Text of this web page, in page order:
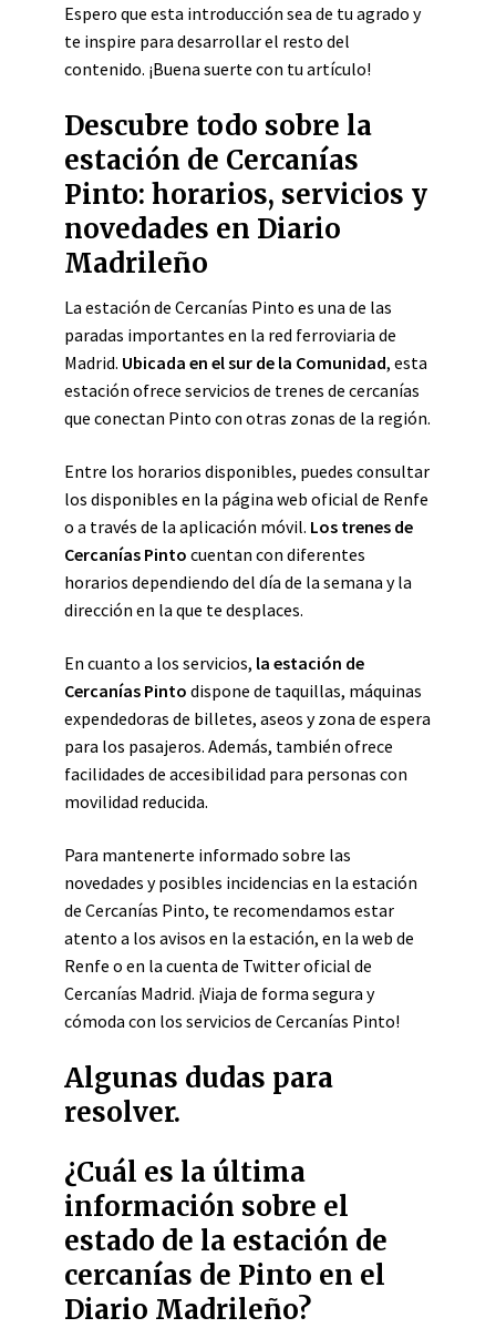
Espero que esta introducción sea de tu agrado y
te inspire para desarrollar el resto del
contenido. ¡Buena suerte con tu artículo!
Descubre todo sobre la
estación de Cercanías
Pinto: horarios, servicios y
novedades en Diario
Madrileño
La estación de Cercanías Pinto es una de las
paradas importantes en la red ferroviaria de
Madrid. Ubicada en el sur de la Comunidad, esta
estación ofrece servicios de trenes de cercanías
que conectan Pinto con otras zonas de la región.
Entre los horarios disponibles, puedes consultar
los disponibles en la página web oficial de Renfe
o a través de la aplicación móvil. Los trenes de
Cercanías Pinto cuentan con diferentes
horarios dependiendo del día de la semana y la
dirección en la que te desplaces.
En cuanto a los servicios, la estación de
Cercanías Pinto dispone de taquillas, máquinas
expendedoras de billetes, aseos y zona de espera
para los pasajeros. Además, también ofrece
facilidades de accesibilidad para personas con
movilidad reducida.
Para mantenerte informado sobre las
novedades y posibles incidencias en la estación
de Cercanías Pinto, te recomendamos estar
atento a los avisos en la estación, en la web de
Renfe o en la cuenta de Twitter oficial de
Cercanías Madrid. ¡Viaja de forma segura y
cómoda con los servicios de Cercanías Pinto!
Algunas dudas para
resolver.
¿Cuál es la última
información sobre el
estado de la estación de
cercanías de Pinto en el
Diario Madrileño?